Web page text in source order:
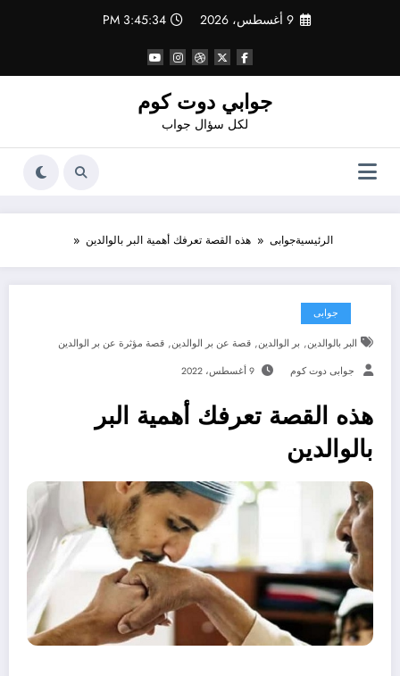
9 أغسطس، 2026 3:45:35 PM
جوابي دوت كوم
لكل سؤال جواب
الرئيسيةجوابى هذه القصة تعرفك أهمية البر بالوالدين
جوابى
البر بالوالدين, بر الوالدين, قصة عن بر الوالدين, قصة مؤثرة عن بر الوالدين
جوابى دوت كوم 9 أغسطس، 2022
هذه القصة تعرفك أهمية البر
بالوالدين